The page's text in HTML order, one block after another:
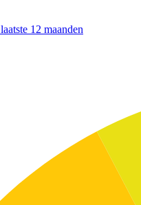
12 maanden